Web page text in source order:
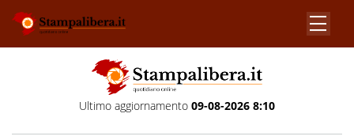
Ultimo aggiornamento 09-08-2026 8:10